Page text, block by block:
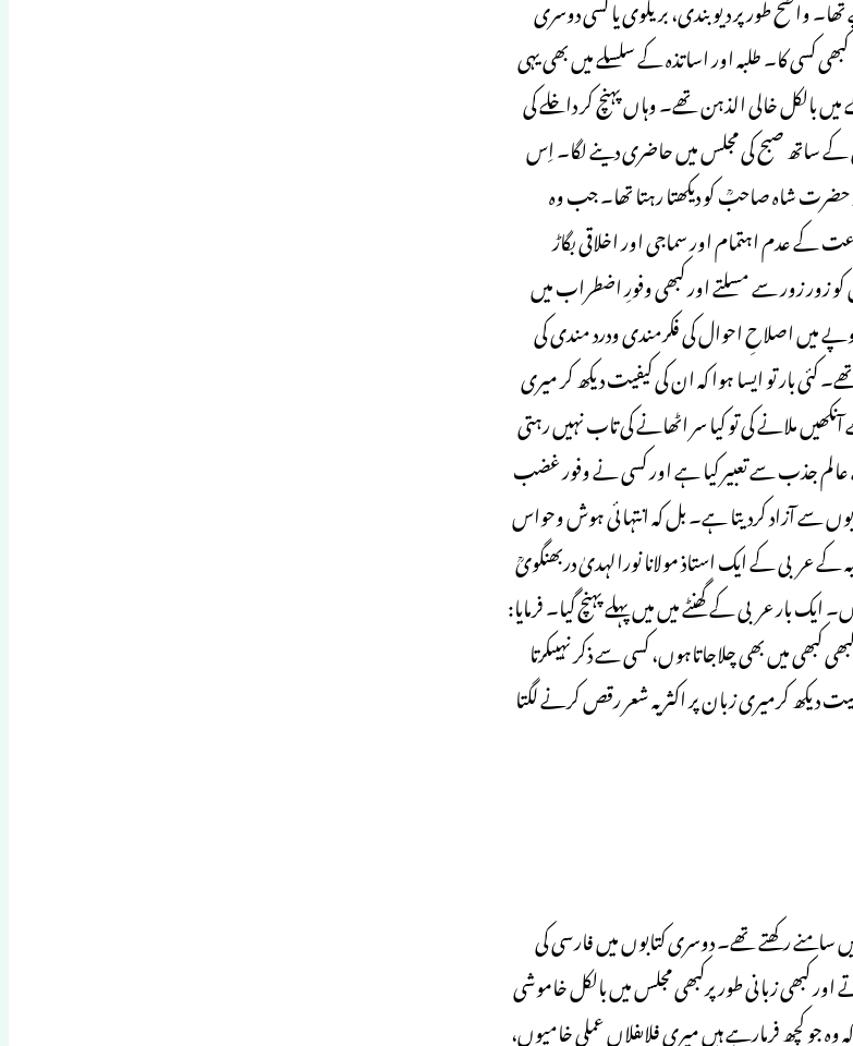
کسی کا۔ طلبہ اور اساتذہ کے سلسلے میں بھی یہی
خالی الذہن تھے۔ وہاں پہنچ کر داخلے کی
کے ساتھ صبح کی مجلس میں حاضری دینے لگا۔ اِس
حضرت شاہ صاحبؒ کو دیکھتا رہتا تھا۔ جب وہ
عدم اہتمام اور سماجی اور اخلاقی بگاڑ
زور زور سے مسلتے اور کبھی وفورِ اضطراب میں
میں اصلاحِ احوال کی فکرمندی ودرد مندی کی
بار تو ایسا ہوا کہ ان کی کیفیت دیکھ کر میری
ملانے کی تو کیا سر اٹھانے کی تاب نہیں رہتی
جذب سے تعبیر کیا ہے اور کسی نے وفور غضب
سے آزاد کردیتا ہے۔ بل کہ انتہائی ہوش وحواس
کے عربی کے ایک استاذ مولانا نورالہدیٰ دربھنگویؒ
بار عربی کے گھنٹے میں میں پہلے پہنچ گیا۔ فرمایا:
میں بھی چلاجاتاہوں، کسی سے ذکر نہیںکرتا
کرمیری زبان پر اکثر یہ شعر رقص کرنے لگتا
سامنے رکھتے تھے۔ دوسری کتابوں میں فارسی کی
کبھی زبانی طورپرکبھی مجلس میں بالکل خاموشی
جو کچھ فرمارہے ہیں میری فلاںفلاں عملی خامیوں،